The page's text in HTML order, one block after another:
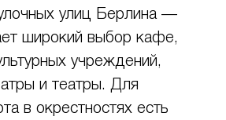
улиц Берлина —
широкий выбор кафе,
учреждений,
и театры. Для
в окрестностях есть